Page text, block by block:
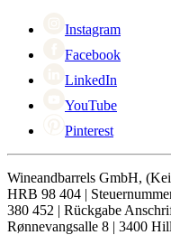
Instagram
Facebook
LinkedIn
YouTube
Pinterest
Wineandbarrels GmbH,
HRB 98 404 |
380 452 | Rückgabe
Rønnevangsalle 8 | 3400